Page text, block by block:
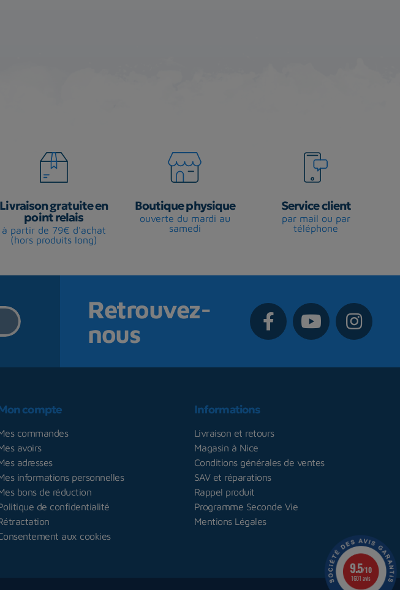
Livraison gratuite en
point relais
à partir de 79€ d'achat
(hors produits long)
Boutique physique
ouverte du mardi au
samedi
Service client
par mail ou par
téléphone
Retrouvez-
nous
compte
commandes
avoirs
adresses
informations personnelles
bons de réduction
de confidentialité
aux cookies
Informations
Livraison et retours
Magasin à Nice
Conditions générales de ventes
SAV et réparations
Rappel produit
Programme Seconde Vie
Mentions Légales
9.5/10
1601 avis